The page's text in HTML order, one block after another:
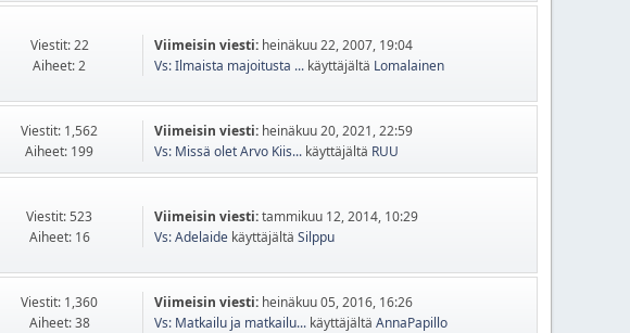
Viestit: 22
Aiheet: 2
Viimeisin viesti: heinäkuu 22, 2007, 19:04
Vs: Ilmaista majoitusta ... käyttäjältä Lomalainen
Viestit: 1,562
Aiheet: 199
Viimeisin viesti: heinäkuu 20, 2021, 22:59
Vs: Missä olet Arvo Kiis... käyttäjältä RUU
Viestit: 523
Aiheet: 16
Viimeisin viesti:tammikuu 12, 2014, 10:29
Vs: Adelaide käyttäjältäSilppu
Viestit: 1,360
Aiheet: 38
Viimeisin viesti: heinäkuu 05, 2016, 16:26
Vs: Matkailu ja matkailu... käyttäjältäAnnaPapillo